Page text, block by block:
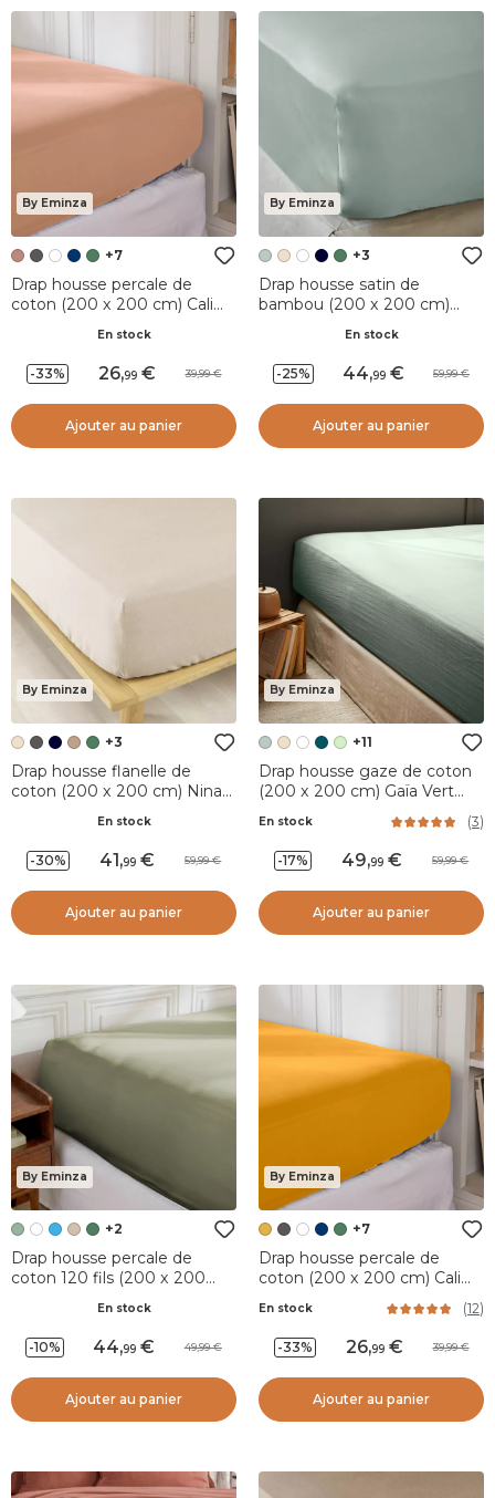
By Eminza
+7
Drap housse percale de
coton (200 x 200 cm) Cali
En stock
-33% 26,99 39,99
Ajouter au panier
By Eminza
+3
Drap housse satin de
bambou (200 x 200 cm)
En stock
-25% 44,99 59,99
Ajouter au panier
By Eminza
+3
Drap housse flanelle de
coton (200 x 200 cm) Nina
En stock
-30% 41,99 59,99
Ajouter au panier
By Eminza
+11
Drap housse gaze de coton
(200 x 200 cm) Gaïa Vert
En stock (3)
-17% 49,99 59,99
Ajouter au panier
By Eminza
+2
Drap housse percale de
coton 120 fils (200 x 200
En stock
-10% 44,99 49,99
Ajouter au panier
By Eminza
+7
Drap housse percale de
coton (200 x 200 cm) Cali
En stock (12)
-33% 26,99 39,99
Ajouter au panier